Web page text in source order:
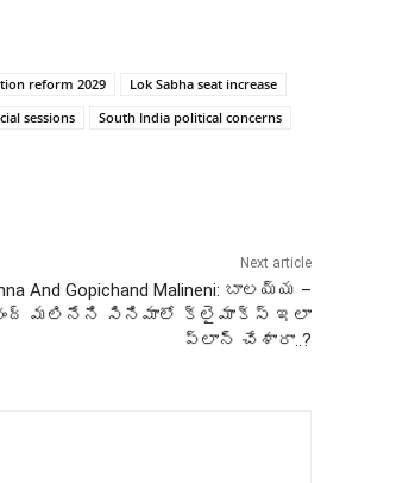
reform 2029
Lok Sabha seat increase
sessions
South India political concerns
Next article
And Gopichand Malineni: బాలయ్య –
మలినేని సినిమాలో క్లైమాక్స్ ఇలా
ప్లాన్ చేశారా..?